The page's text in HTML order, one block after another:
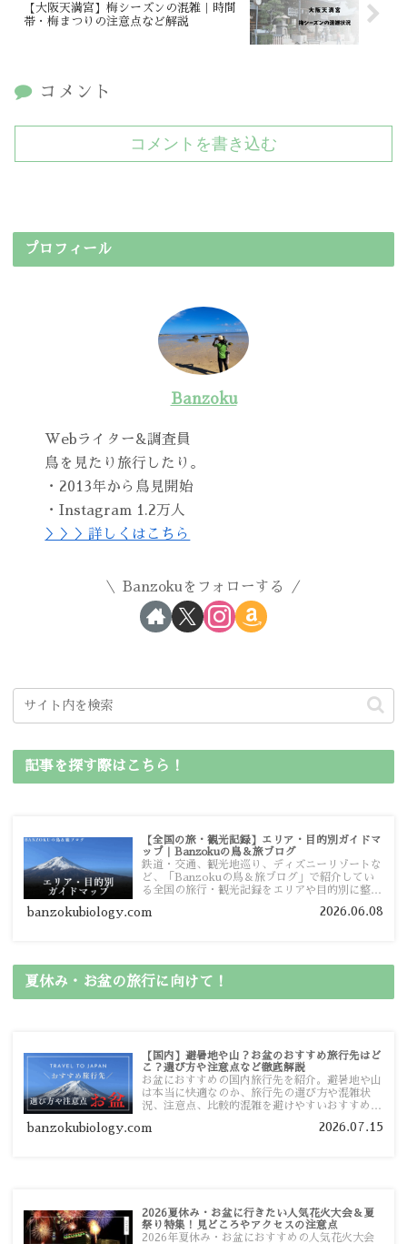
【大阪天満宮】梅シーズンの混雑｜時間
帯・梅まつりの注意点など解説
コメント
コメントを書き込む
プロフィール
Banzoku
Webライター&調査員
鳥を見たり旅行したり。
・2013年から鳥見開始
・Instagram 1.2万人
＞＞＞詳しくはこちら
Banzokuをフォローする
記事を探す際はこちら！
【全国の旅・観光記録】エリア・目的別ガイドマ
ップ｜Banzokuの鳥＆旅ブログ
鉄道・交通、観光地巡り、ディズニーリゾートな
ど、「Banzokuの鳥＆旅ブログ」で紹介してい
る全国の旅行・観光記録をエリアや目的別に整理
ガイドマップからスムーズに見つけていただけま
banzokubiology.com 2026.06.08
夏休み・お盆の旅行に向けて！
【国内】避暑地や山？お盆のおすすめ旅行先はど
こ？選び方や注意点など徹底解説
お盆におすすめの国内旅行先を紹介。避暑地や山
は本当に快適なのか、旅行先の選び方や混雑状
況、注意点、比較的混雑を避けやすいおすすめス
す。
banzokubiology.com 2026.07.15
2026夏休み・お盆に行きたい人気花火大会＆夏
祭り特集！見どころやアクセスの注意点
2026年夏休み・お盆におすすめの人気花火大会